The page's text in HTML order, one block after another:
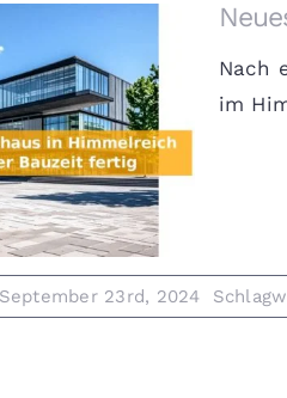
in Himmelreich
Bauzeit fertig
Nach
im
23rd, 2024